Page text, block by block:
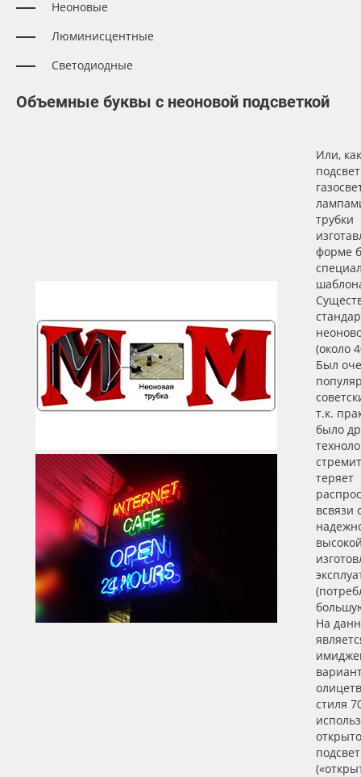
Неоновые
Люминисцентные
Светодиодные
Объемные буквы с неоновой подсветкой
Или,
трубки
форме
(около
Был
т.к.
было
теряет
всвязи
На
стиля